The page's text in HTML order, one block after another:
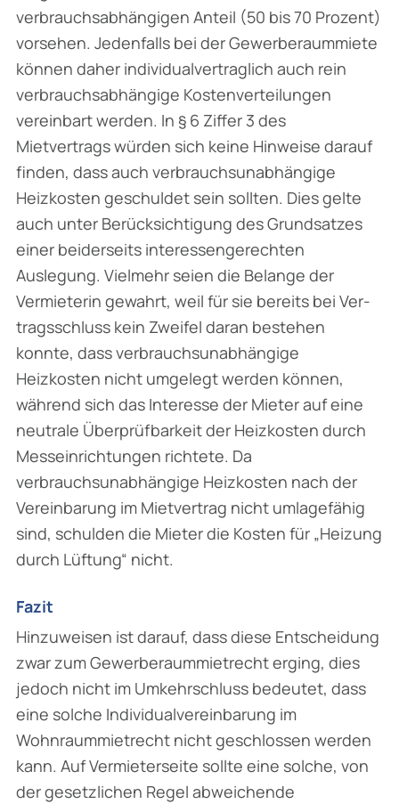
verbrauchsabhängigen Anteil (50 bis 70 Prozent)
vorsehen. Jedenfalls bei der Gewerberaummiete
können daher individualvertraglich auch rein
verbrauchsabhängige Kostenverteilungen
vereinbart werden. In § 6 Ziffer 3 des
Mietvertrags würden sich keine Hinweise darauf
finden, dass auch verbrauchsunabhängige
Heizkosten geschuldet sein sollten. Dies gelte
auch unter Berücksichtigung des Grundsatzes
einer beiderseits interessengerechten
Auslegung. Vielmehr seien die Belange der
Vermieterin gewahrt, weil für sie bereits bei Ver­
tragsschluss kein Zweifel daran bestehen
konnte, dass verbrauchsunabhängige
Heizkosten nicht umgelegt werden können,
während sich das Interesse der Mieter auf eine
neutrale Überprüfbarkeit der Heizkosten durch
Messeinrichtungen richtete. Da
verbrauchsunabhängige Heizkosten nach der
Vereinbarung im Mietvertrag nicht umlagefähig
sind, schulden die Mieter die Kosten für „Heizung
durch Lüftung“ nicht.
Fazit
Hinzuweisen ist darauf, dass diese Entscheidung
zwar zum Gewerberaummietrecht erging, dies
jedoch nicht im Umkehrschluss bedeutet, dass
eine solche Individualvereinbarung im
Wohnraummietrecht nicht geschlossen werden
kann. Auf Vermieterseite sollte eine solche, von
der gesetzlichen Regel abweichende